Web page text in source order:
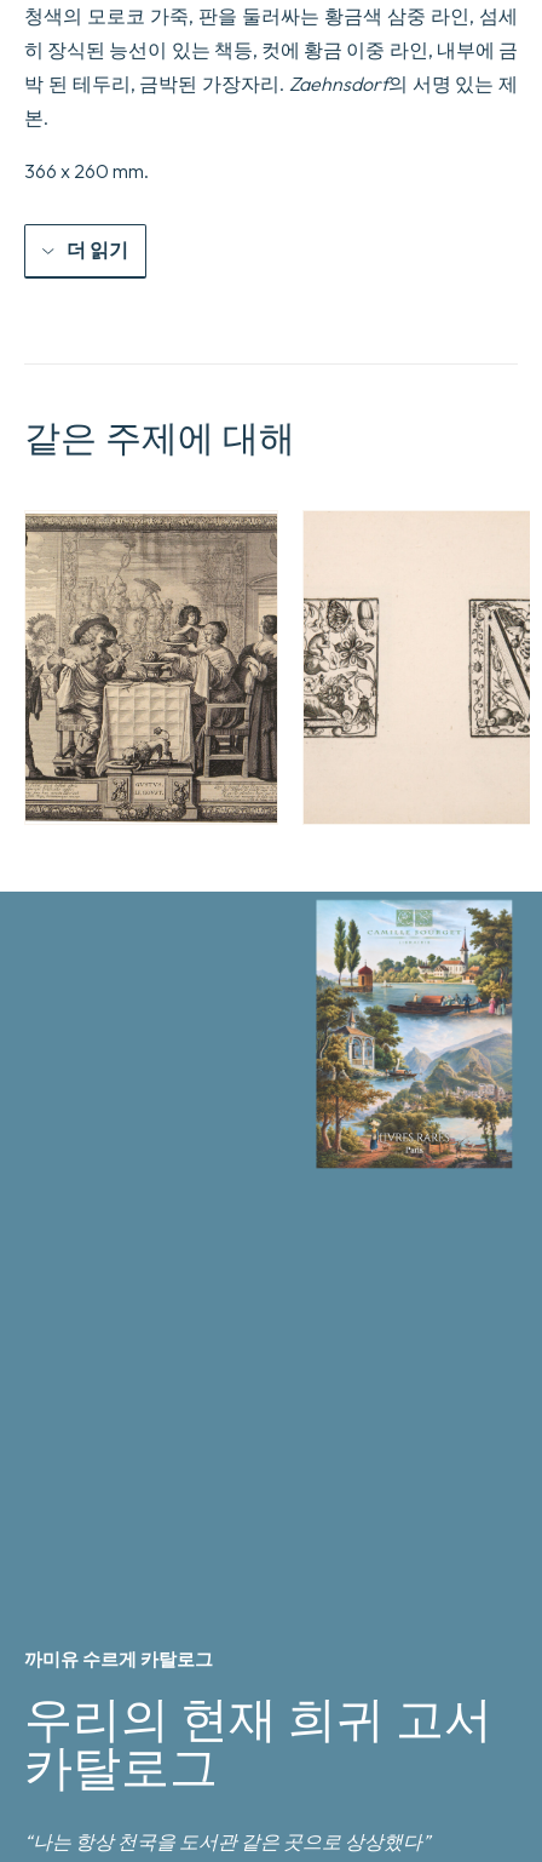
청색의 모로코 가죽, 판을 둘러싸는 황금색 삼중 라인, 섬세
히 장식된 능선이 있는 책등, 컷에 황금 이중 라인, 내부에 금
박 된 테두리, 금박된 가장자리. Zaehnsdorf의 서명 있는 제
본.
366 x 260 mm.
더 읽기
같은 주제에 대해
까미유 수르게 카탈로그
우리의 현재 희귀 고서
카탈로그
“나는 항상 천국을 도서관 같은 곳으로 상상했다”